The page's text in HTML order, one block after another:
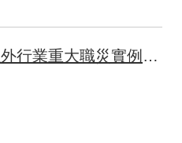
102年度中區營造業以外行業重大職災實例摘要